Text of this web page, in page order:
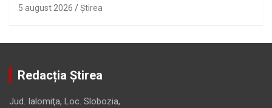
5 august 2026 Ştirea
Redacția Știrea
Jud. Ialomiţa, Loc. Slobozia,